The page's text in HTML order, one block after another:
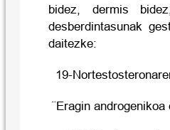
bidez, dermis
desberdintasunak
daitezke:
19-
¨Eragin